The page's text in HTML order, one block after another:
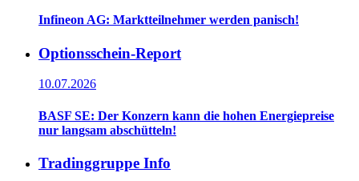
Infineon AG: Marktteilnehmer werden panisch!
Optionsschein-Report
10.07.2026
BASF SE: Der Konzern kann die hohen Energiepreise
nur langsam abschütteln!
Tradinggruppe Info